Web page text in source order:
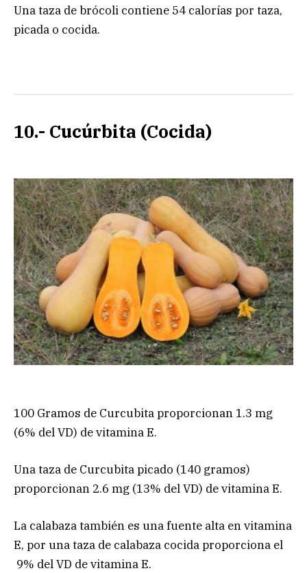
Una taza de brócoli contiene 54 calorías por taza,
picada o cocida.
10.- Cucúrbita (Cocida)
100 Gramos de Curcubita proporcionan 1.3 mg
(6% del VD) de vitamina E.
Una taza de Curcubita picado (140 gramos)
proporcionan 2.6 mg (13% del VD) de vitamina E.
La calabaza también es una fuente alta en vitamina
E, por una taza de calabaza cocida proporciona el
9% del VD de vitamina E.